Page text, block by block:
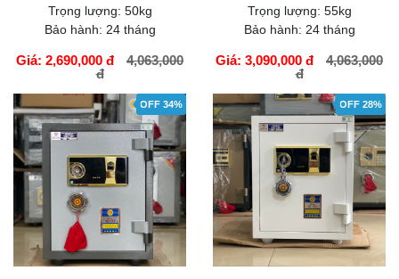
Trọng lượng: 50kg
Bảo hành: 24 tháng
Giá: 2,690,000 đ
4,063,000
đ
Trọng lượng: 55kg
Bảo hành: 24 tháng
Giá: 3,090,000 đ
4,063,000
đ
OFF 34% OFF 28%